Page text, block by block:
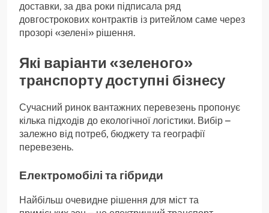
доставки, за два роки підписала ряд
довгострокових контрактів із ритейлом саме через
прозорі «зелені» рішення.
Які варіанти «зеленого»
транспорту доступні бізнесу
Сучасний ринок вантажних перевезень пропонує
кілька підходів до екологічної логістики. Вибір –
залежно від потреб, бюджету та географії
перевезень.
Електромобілі та гібриди
Найбільш очевидне рішення для міст та